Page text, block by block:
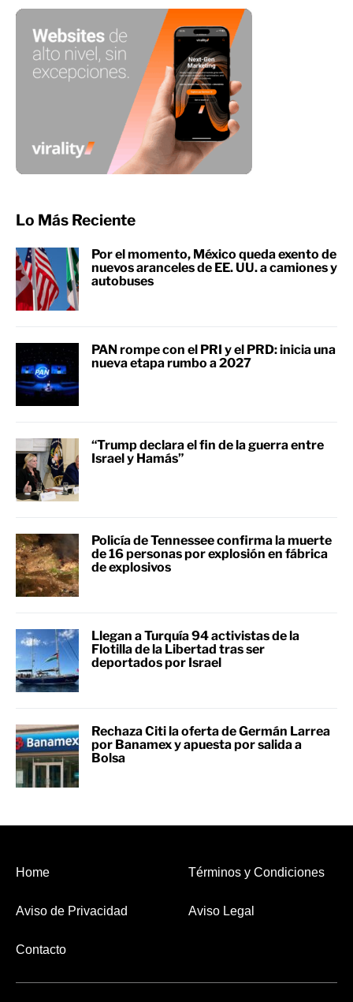
Lo Más Reciente
Por el momento, México queda exento de
nuevos aranceles de EE. UU. a camiones y
autobuses
PAN rompe con el PRI y el PRD: inicia una
nueva etapa rumbo a 2027
“Trump declara el fin de la guerra entre
Israel y Hamás”
Policía de Tennessee confirma la muerte
de 16 personas por explosión en fábrica
de explosivos
Llegan a Turquía 94 activistas de la
Flotilla de la Libertad tras ser
deportados por Israel
Rechaza Citi la oferta de Germán Larrea
por Banamex y apuesta por salida a
Bolsa
Home Términos y Condiciones
Aviso de Privacidad Aviso Legal
Contacto